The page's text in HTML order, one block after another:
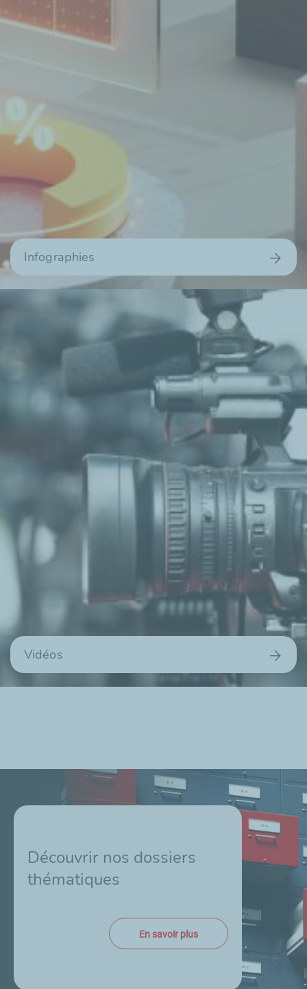
Infographies
Vidéos
Découvrir nos dossiers
thématiques
En savoir plus